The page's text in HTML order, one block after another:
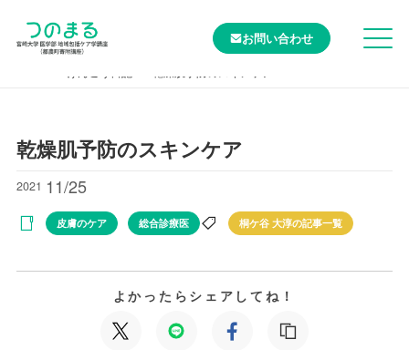
お問い合わせ
乾燥肌予防のスキンケア
2021 11/25
皮膚のケア 総合診療医 桐ケ谷 大淳の記事一覧
よかったらシェアしてね！